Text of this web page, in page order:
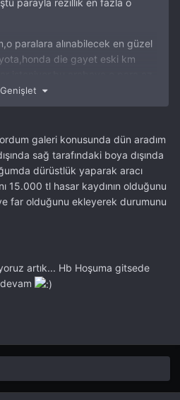
parayla rezillik en fazla o
paralara alınabilecek en güzel
die gayet eski km
koymadan,satıştan 3ay önce
satarsın,araban kötü olsun
almaz,bu kadar basit,
mutluluk duyarız
kullanıcısyım diyebilirim
Genişlet
galeri konusunda dün aradım
sağ tarafındaki boya dışında
dürüstlük yaparak aracı
15.000 tl hasar kaydının olduğunu
far olduğunu ekleyerek durumunu
artık... Hb Hoşuma gitsede